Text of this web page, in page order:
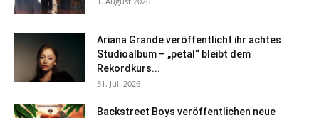
Ariana Grande veröffentlicht ihr achtes
Studioalbum – „petal“ bleibt dem
Rekordkurs...
31. Juli 2026
Backstreet Boys veröffentlichen neue